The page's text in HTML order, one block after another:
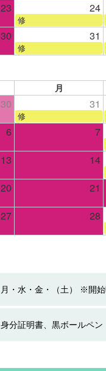
23 24
修
30 31
修
月
30 31
修
6 7
13 14
20 21
27 28
月・水・金・（土） ※開
身分証明書、黒ボールペン